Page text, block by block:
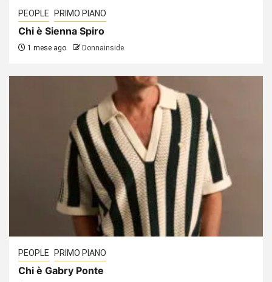
PEOPLE PRIMO PIANO
Chi è Sienna Spiro
1 mese ago Donnainside
PEOPLE PRIMO PIANO
Chi è Gabry Ponte